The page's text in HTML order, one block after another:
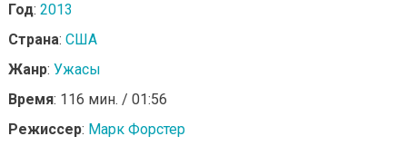
Год: 2013
Страна: США
Жанр: Ужасы
Время: 116 мин. / 01:56
Режиссер: Марк Форстер